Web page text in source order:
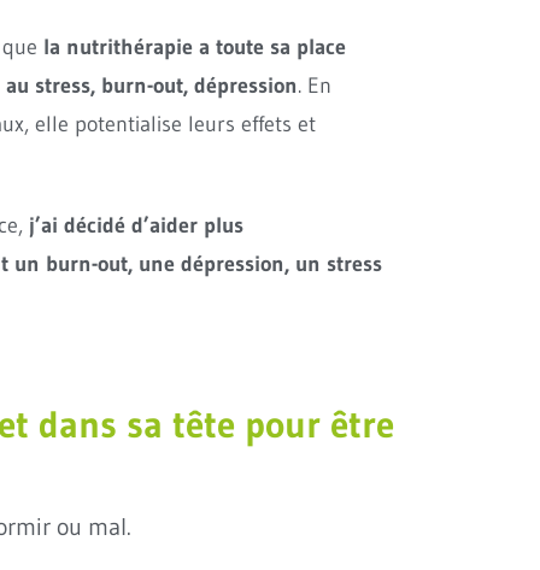
la nutrithérapie a toute sa place
stress, burn-out, dépression. En
elle potentialise leurs effets et
j’ai décidé d’aider plus
un burn-out, une dépression, un stress
dans sa tête pour être
ou mal.